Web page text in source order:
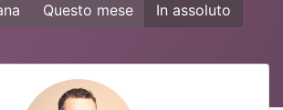
Questo mese In assoluto